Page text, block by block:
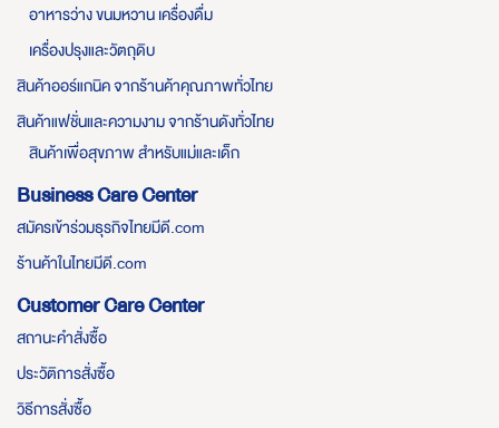
อาหารว่าง ขนมหวาน เครื่องดื่ม
เครื่องปรุงและวัตถุดิบ
สินค้าออร์แกนิค จากร้านค้าคุณภาพทั่วไทย
สินค้าแฟชั่นและความงาม จากร้านดังทั่วไทย
สินค้าเพื่อสุขภาพ สำหรับแม่และเด็ก
Business Care Center
สมัครเข้าร่วมธุรกิจไทยมีดี.com
ร้านค้าในไทยมีดี.com
Customer Care Center
สถานะคำสั่งซื้อ
ประวัติการสั่งซื้อ
วิธีการสั่งซื้อ